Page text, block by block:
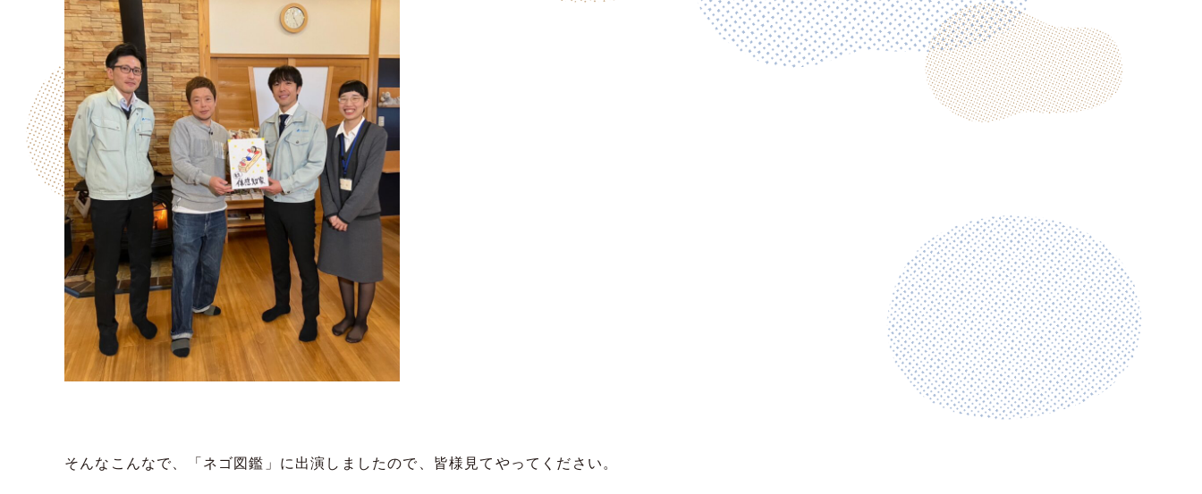
そんなこんなで、「ネゴ図鑑」に出演しましたので、皆様見てやってください。